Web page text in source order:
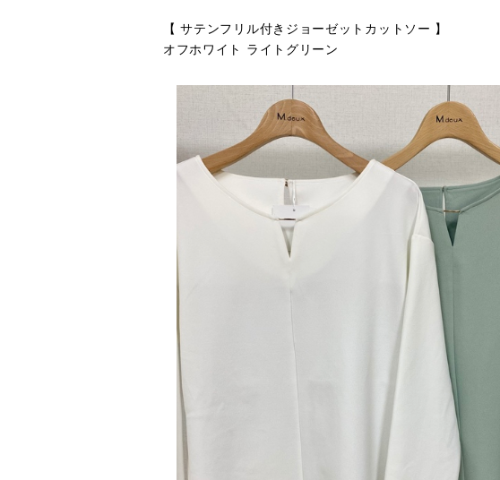
【 サテンフリル付きジョーゼットカットソー 】
オフホワイト ライトグリーン